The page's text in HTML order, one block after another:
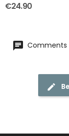
€24.90
Comments